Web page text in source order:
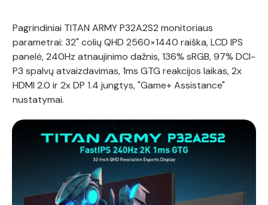
Pagrindiniai TITAN ARMY P32A2S2 monitoriaus
parametrai: 32" colių QHD 2560×1440 raiška, LCD IPS
panelė, 240Hz atnaujinimo dažnis, 136% sRGB, 97% DCI-
P3 spalvų atvaizdavimas, 1ms GTG reakcijos laikas, 2x
HDMI 2.0 ir 2x DP 1.4 jungtys, "Game+ Assistance"
nustatymai.